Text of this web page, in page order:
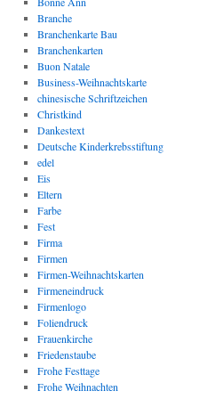
Branche
Branchenkarte Bau
Branchenkarten
Buon Natale
Business-Weihnachtskarte
chinesische Schriftzeichen
Christkind
Dankestext
Deutsche Kinderkrebsstiftung
edel
Eis
Eltern
Farbe
Fest
Firma
Firmen
Firmen-Weihnachtskarten
Firmeneindruck
Firmenlogo
Foliendruck
Frauenkirche
Friedenstaube
Frohe Festtage
Frohe Weihnachten